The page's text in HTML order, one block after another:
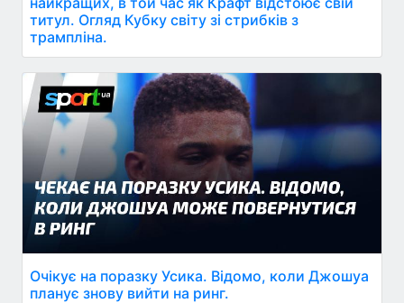
титул. Огляд Кубку світу зі стрибків з
трампліна.
Очікує на поразку Усика. Відомо, коли Джошуа
планує знову вийти на ринг.